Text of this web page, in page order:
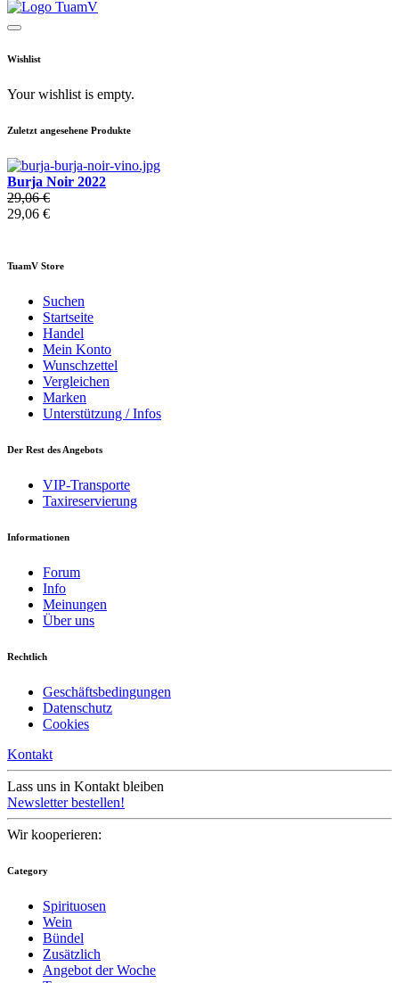
Wishlist
Your wishlist is empty.
Zuletzt angesehene Produkte
Burja Noir 2022
29,06 €
29,06 €
TuamV Store
Suchen
Startseite
Handel
Mein Konto
Wunschzettel
Vergleichen
Marken
Unterstützung / Infos
Der Rest des Angebots
VIP-Transporte
Taxireservierung
Informationen
Forum
Info
Meinungen
Über uns
Rechtlich
Geschäftsbedingungen
Datenschutz
Cookies
Kontakt
Lass uns in Kontakt bleiben
Newsletter bestellen!
Wir kooperieren:
Category
Spirituosen
Wein
Bündel
Zusätzlich
Angebot der Woche